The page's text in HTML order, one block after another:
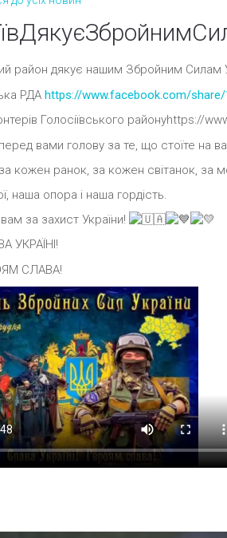
район дякує нашим Збройним Силам
РДА https://www.facebook.com/share/
Голосіївського районуhttps://
вами голову за те, що стоїте на
кожен ранок, за кожен світанок, за
наша опора і наша гордість.
за захист України!
УКРАЇНІ!
СЛАВА!